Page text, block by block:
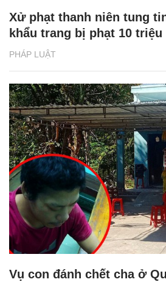
PHÁP LUẬT
Xử phạt thanh niên tung
khẩu trang bị phạt 10
Vụ con đánh chết cha ở